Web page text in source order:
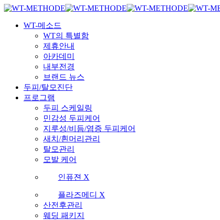
국내 최초 두피케어 브랜드 WT
국내 최초 두피케어 브랜드 WT
Skip
main
Menu
WT-메소드
WT의 특별함
제휴안내
아카데미
내부전경
브랜드 뉴스
두피/탈모진단
프로그램
두피 스케일링
민감성 두피케어
지루성/비듬/염증 두피케어
새치/흰머리관리
탈모관리
모발 케어
인퓨젼 X
플라즈메디 X
산전후관리
웨딩 패키지